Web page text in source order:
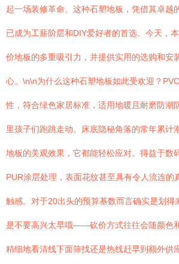
起一场装修革命。这种石塑地板，凭借其卓越
已成为工薪阶层和DIY爱好者的首选。今天，
价地板的多重吸引力，并提供实用的选购和安
心。\n\n为什么这种石塑地板如此受欢迎？
性，符合绿色家居标准，适用地暖且耐磨防潮
里孩子们跑跳走动、床底隐秘角落的常年累计
地板的美观效果，它都能轻松应对。得益于数
PUR涂层处理，表面花纹甚至具有令人流连的
触感。对于20出头的预算基数而言确实是划得
是不要高兴太早哦——砍价方式往往会随颜色
精细地看清线下面筛找还是热线赶早到额外供